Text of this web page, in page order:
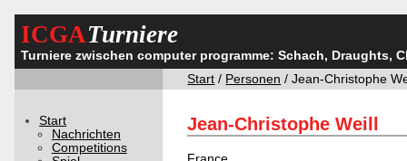
ICGATurniere
Turniere zwischen computer programme: Schach, Draughts,
Start / Personen / Jean-Christophe
Start
Nachrichten
Competitions
Jean-Christophe Weill